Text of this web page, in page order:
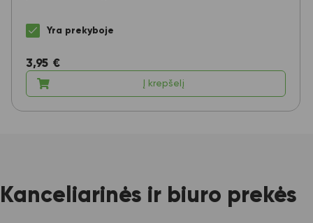
Yra prekyboje
3,95 €
Į krepšelį
Kanceliarinės ir biuro prekės